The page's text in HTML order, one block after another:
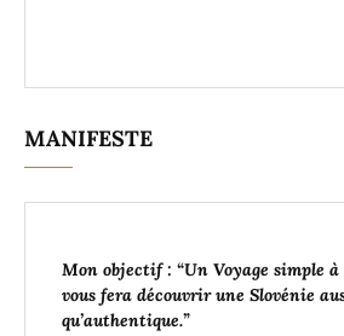
MANIFESTE
Mon objectif : “Un Voyage simple
vous fera découvrir une Slovénie
qu’authentique.”